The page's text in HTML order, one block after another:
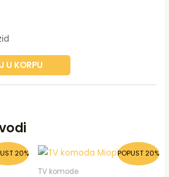
U KORPU
20% POPUST 20%
TV komode
Original
price
was:
Current
price